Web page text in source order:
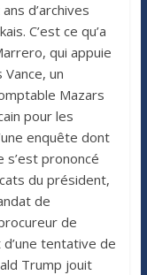
d’archives
C’est ce qu’a
qui appuie
un
Mazars
pour les
enquête dont
prononcé
du président,
de
de
d’une tentative de
Trump jouit